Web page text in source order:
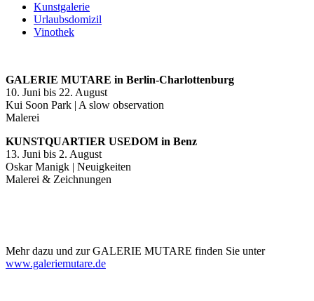
Kunstgalerie
Urlaubsdomizil
Vinothek
GALERIE MUTARE in Berlin-Charlottenburg
10. Juni bis 22. August
Kui Soon Park | A slow observation
Malerei
KUNSTQUARTIER USEDOM in Benz
13. Juni bis 2. August
Oskar Manigk | Neuigkeiten
Malerei & Zeichnungen
Mehr dazu und zur GALERIE MUTARE finden Sie unter
www.galeriemutare.de